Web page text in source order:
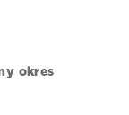
okres